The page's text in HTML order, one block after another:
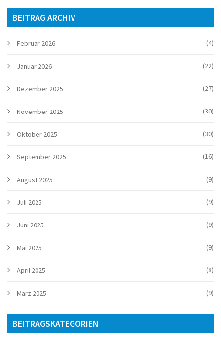
BEITRAG ARCHIV
Februar 2026 (4)
Januar 2026 (22)
Dezember 2025 (27)
November 2025 (30)
Oktober 2025 (30)
September 2025 (16)
August 2025 (9)
Juli 2025 (9)
Juni 2025 (9)
Mai 2025 (9)
April 2025 (8)
März 2025 (9)
BEITRAGSKATEGORIEN